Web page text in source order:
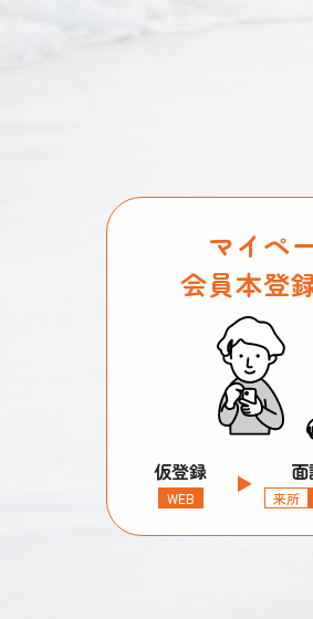
マイペ
会員本登
仮登録
WEB 来所